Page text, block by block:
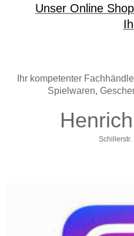
Unser Online
Ihr kompetenter
Spielwaren,
Henrich